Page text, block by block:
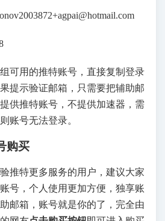
可用的推特账号，直接复制登录
提示验证邮箱，只需要把辅助邮
供推特账号，不提供加速器，需
账号无法登录。
购买
推特更多服务的用户，建议大家
号，个人使用更加方便，独享账
邮箱，账号就是你的了，完全由